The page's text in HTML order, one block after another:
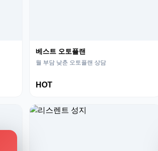
베스트 오토플랜
월 부담 낮춘 오토플랜 상담
HOT